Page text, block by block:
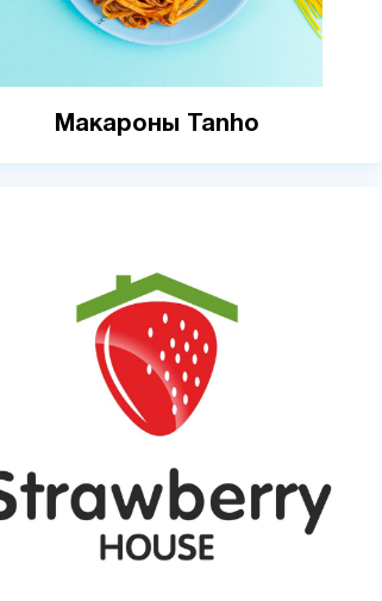
Макароны Tanho